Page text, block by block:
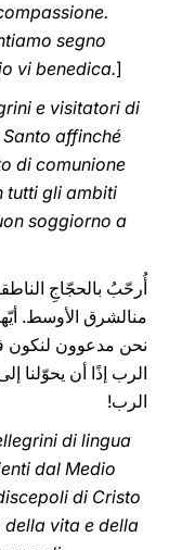
segno
vi benedica.]
e visitatori di
affinché
di comunione
tutti gli ambiti
soggiorno a
أُرحّبُ بالحجّاجِ
منالشرق الأوسط.
نحن مدعوون لنكون
الرب إذًا أن يحوّلنا
الرب!
di lingua
dal Medio
di Cristo
vita e della